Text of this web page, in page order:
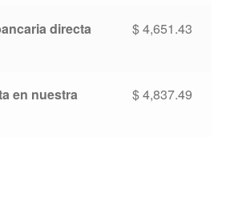
directa
$4,651.43
en nuestra
$4,837.49